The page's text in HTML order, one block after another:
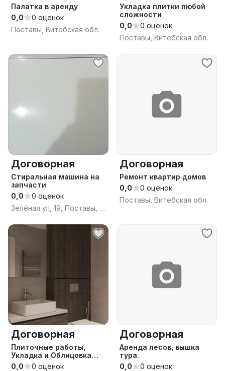
Палатка в аренду
0,0
0 оценок
Поставы, Витебская обл.
Укладка плитки любой
сложности
0,0
0 оценок
Поставы, Витебская обл.
Договорная
Стиральная машина на
запчасти
0,0
0 оценок
Зелёная ул, 19, Поставы, Поставский район, Витебская область
Договорная
Ремонт квартир домов
0,0
0 оценок
Поставы, Витебская обл.
Договорная
Плиточные работы,
Укладка и Облицовка
плиткой
0,0
0 оценок
Договорная
Аренда лесов, вышка
тура.
0,0
0 оценок